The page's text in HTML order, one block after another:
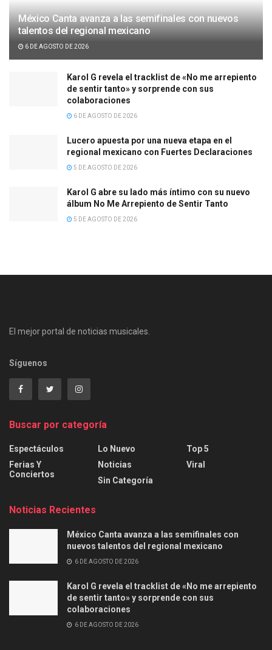
México Canta avanza a las semifinales con nuevos
talentos del regional mexicano
6 DE AGOSTO DE 2026
Karol G revela el tracklist de «No me arrepiento
de sentir tanto» y sorprende con sus
colaboraciones
6 DE AGOSTO DE 2026
Lucero apuesta por una nueva etapa en el
regional mexicano con Fuertes Declaraciones
5 DE AGOSTO DE 2026
Karol G abre su lado más íntimo con su nuevo
álbum No Me Arrepiento de Sentir Tanto
5 DE AGOSTO DE 2026
El mejor portal de noticias musicales.
Síguenos
Buscar por categoría
Espectáculos
Ferias Y
Conciertos
Lo Nuevo
Noticias
Sin Categoría
Top 5
Viral
Noticias Recientes
México Canta avanza a las semifinales con
nuevos talentos del regional mexicano
6 DE AGOSTO DE 2026
Karol G revela el tracklist de «No me arrepiento
de sentir tanto» y sorprende con sus
colaboraciones
6 DE AGOSTO DE 2026